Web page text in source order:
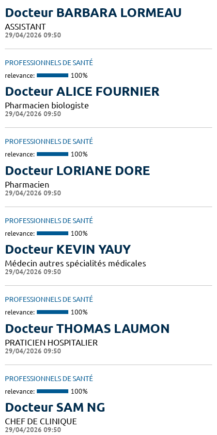
Docteur BARBARA LORMEAU
ASSISTANT
29/04/2026 09:50
PROFESSIONNELS DE SANTÉ
relevance: 100%
Docteur ALICE FOURNIER
Pharmacien biologiste
29/04/2026 09:50
PROFESSIONNELS DE SANTÉ
relevance: 100%
Docteur LORIANE DORE
Pharmacien
29/04/2026 09:50
PROFESSIONNELS DE SANTÉ
relevance: 100%
Docteur KEVIN YAUY
Médecin autres spécialités médicales
29/04/2026 09:50
PROFESSIONNELS DE SANTÉ
relevance: 100%
Docteur THOMAS LAUMON
PRATICIEN HOSPITALIER
29/04/2026 09:50
PROFESSIONNELS DE SANTÉ
relevance: 100%
Docteur SAM NG
CHEF DE CLINIQUE
29/04/2026 09:50